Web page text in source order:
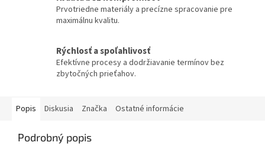
Prvotriedne materiály a precízne spracovanie pre
maximálnu kvalitu.
Rýchlosť a spoľahlivosť
Efektívne procesy a dodržiavanie termínov bez
zbytočných prieťahov.
Popis Diskusia Značka Ostatné informácie
Podrobný popis